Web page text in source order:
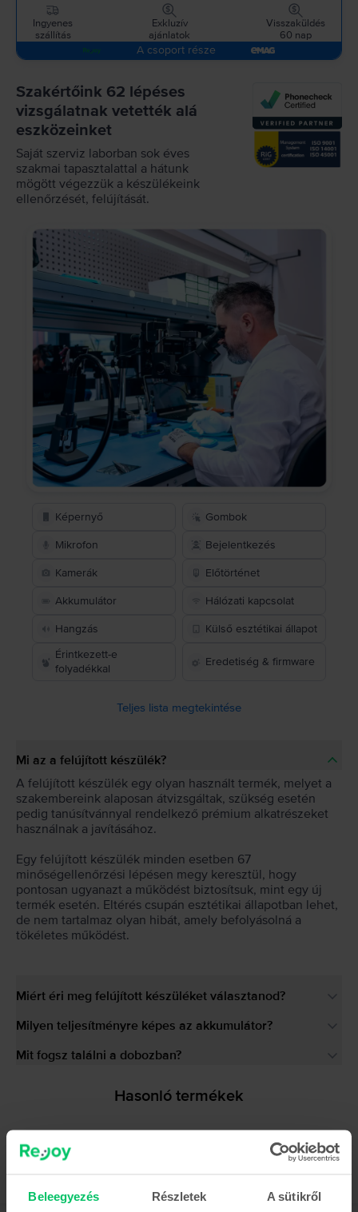
Beleegyezés Részletek A sütikről
Ingyenes
szállítás
Exkluzív
ajánlatok
Visszaküldés
60 nap
A csoport része
Szakértőink 62 lépéses
vizsgálatnak vetették alá
eszközeinket
Saját szerviz laborban sok éves
szakmai tapasztalattal a hátunk
mögött végezzük a készülékeink
ellenőrzését, felújítását.
Képernyő Gombok
Mikrofon Bejelentkezés
Kamerák Előtörténet
Akkumulátor Hálózati kapcsolat
Hangzás
Külső esztétikai állapot
Érintkezett-e
folyadékkal
Eredetiség & firmware
Teljes lista megtekintése
Mi az a felújított készülék?
A felújított készülék egy olyan használt termék, melyet a
szakembereink alaposan átvizsgáltak, szükség esetén
pedig tanúsítvánnyal rendelkező prémium alkatrészeket
használnak a javításához.
Egy felújított készülék minden esetben 67
minőségellenőrzési lépésen megy keresztül, hogy
pontosan ugyanazt a működést biztosítsuk, mint egy új
termék esetén. Eltérés csupán esztétikai állapotban lehet,
de nem tartalmaz olyan hibát, amely befolyásolná a
tökéletes működést.
Miért éri meg felújított készüléket választanod?
Milyen teljesítményre képes az akkumulátor?
Mit fogsz találni a dobozban?
Hasonló termékek